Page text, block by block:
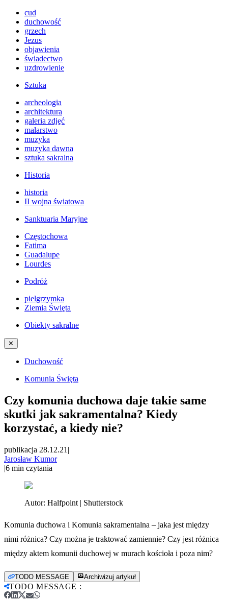
cud
duchowość
grzech
Jezus
objawienia
świadectwo
uzdrowienie
Sztuka
archeologia
architektura
galeria zdjęć
malarstwo
muzyka
muzyka dawna
sztuka sakralna
Historia
historia
II wojna światowa
Sanktuaria Maryjne
Częstochowa
Fatima
Guadalupe
Lourdes
Podróż
pielgrzymka
Ziemia Święta
Obiekty sakralne
✕
Duchowość
Komunia Święta
Czy komunia duchowa daje takie same
skutki jak sakramentalna? Kiedy
korzystać, a kiedy nie?
publikacja 28.12.21 |
Jarosław Kumor
|6 min czytania
Autor: Halfpoint | Shutterstock
Komunia duchowa i Komunia sakramentalna – jaka jest między
nimi różnica? Czy można je traktować zamiennie? Czy jest różnica
między aktem komunii duchowej w murach kościoła i poza nim?
TODO MESSAGE Archiwizuj artykuł
TODO MESSAGE :